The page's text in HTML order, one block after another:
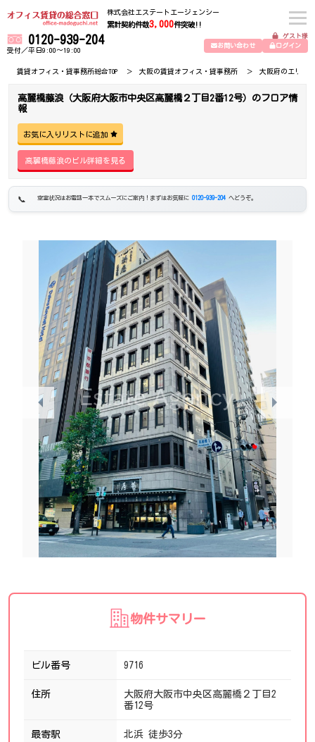
株式会社エステートエージェンシー
累計契約件数3,000件突破!!
0120-939-204
受付／平日9:00～19:00
ゲスト様
お問い合わせ
ログイン
賃貸オフィス・貸事務所総合TOP 大阪の賃貸オフィス・貸事務所 大阪府のエリア
高麗橋藤浪（大阪府大阪市中央区高麗橋２丁目2番12号）のフロア情
報
お気に入りリストに追加
高麗橋藤浪のビル詳細を見る
空室状況はお電話一本でスムーズにご案内！まずはお気軽に 0120-939-204 へどうぞ。
物件サマリー
ビル番号 9716
住所
大阪府大阪市中央区高麗橋２丁目2
番12号
最寄駅 北浜 徒歩3分